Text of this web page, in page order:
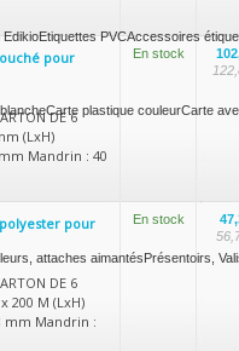
EdikioEtiquettes PVCAccessoires
Carte plastique couleurCarte
attaches aimantésPrésentoirs,
pour
DE 6
(LxH)
Mandrin : 40
En stock
pour
DE 6
200 M (LxH)
mm Mandrin :
En stock